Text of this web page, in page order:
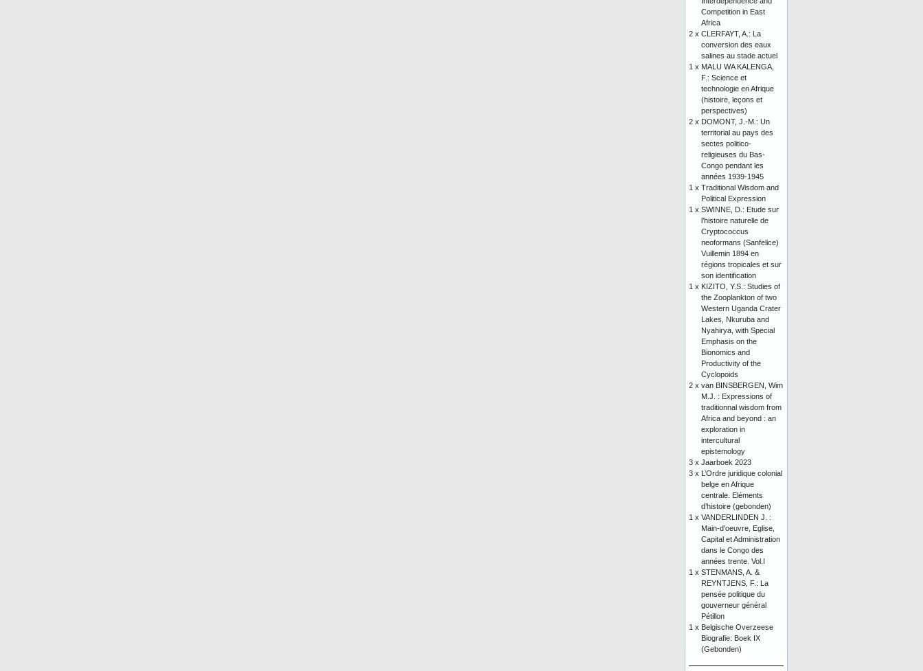
Competition in East
Africa
2 x CLERFAYT, A.: La
conversion des eaux
salines au stade actuel
1 x MALU WA KALENGA,
F.: Science et
technologie en Afrique
(histoire, leçons et
perspectives)
2 x DOMONT, J.-M.: Un
territorial au pays des
sectes politico-
religieuses du Bas-
Congo pendant les
années 1939-1945
1 x Traditional Wisdom and
Political Expression
1 x SWINNE, D.: Etude sur
l’histoire naturelle de
Cryptococcus
neoformans (Sanfelice)
Vuillemin 1894 en
régions tropicales et sur
son identification
1 x KIZITO, Y.S.: Studies of
the Zooplankton of two
Western Uganda Crater
Lakes, Nkuruba and
Nyahirya, with Special
Emphasis on the
Bionomics and
Productivity of the
Cyclopoids
2 x van BINSBERGEN, Wim
M.J. : Expressions of
traditionnal wisdom from
Africa and beyond : an
exploration in
intercultural
epistemology
3 x Jaarboek 2023
3 x L’Ordre juridique colonial
belge en Afrique
centrale. Eléments
d’histoire (gebonden)
1 x VANDERLINDEN J. :
Main-d'oeuvre, Eglise,
Capital et Administration
dans le Congo des
années trente. Vol.I
1 x STENMANS, A. &
REYNTJENS, F.: La
pensée politique du
gouverneur général
Pétillon
1 x Belgische Overzeese
Biografie: Boek IX
(Gebonden)